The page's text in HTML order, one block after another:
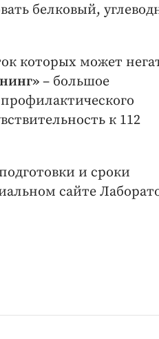
белковый,
которых может
– большое
к 112
и сроки
сайте